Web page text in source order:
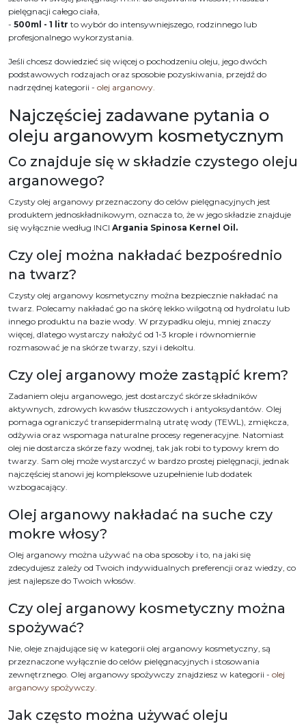
pielęgnacji całego ciała,
- 500ml - 1 litr to wybór do intensywniejszego, rodzinnego lub
profesjonalnego wykorzystania.
Jeśli chcesz dowiedzieć się więcej o pochodzeniu oleju, jego dwóch
podstawowych rodzajach oraz sposobie pozyskiwania, przejdź do
nadrzędnej kategorii - olej arganowy.
Najczęściej zadawane pytania o
oleju arganowym kosmetycznym
Co znajduje się w składzie czystego oleju
arganowego?
Czysty olej arganowy przeznaczony do celów pielęgnacyjnych jest
produktem jednoskładnikowym, oznacza to, że w jego składzie znajduje
się wyłącznie według INCI Argania Spinosa Kernel Oil.
Czy olej można nakładać bezpośrednio
na twarz?
Czysty olej arganowy kosmetyczny można bezpiecznie nakładać na
twarz. Polecamy nakładać go na skórę lekko wilgotną od hydrolatu lub
innego produktu na bazie wody. W przypadku oleju, mniej znaczy
więcej, dlatego wystarczy nałożyć od 1-3 krople i równomiernie
rozmasować je na skórze twarzy, szyi i dekoltu.
Czy olej arganowy może zastąpić krem?
Zadaniem oleju arganowego, jest dostarczyć skórze składników
aktywnych, zdrowych kwasów tłuszczowych i antyoksydantów. Olej
pomaga ograniczyć transepidermalną utratę wody (TEWL), zmiękcza,
odżywia oraz wspomaga naturalne procesy regeneracyjne. Natomiast
olej nie dostarcza skórze fazy wodnej, tak jak robi to typowy krem do
twarzy. Sam olej może wystarczyć w bardzo prostej pielęgnacji, jednak
najczęściej stanowi jej kompleksowe uzupełnienie lub dodatek
wzbogacający.
Olej arganowy nakładać na suche czy
mokre włosy?
Olej arganowy można używać na oba sposoby i to, na jaki się
zdecydujesz zależy od Twoich indywidualnych preferencji oraz wiedzy, co
jest najlepsze do Twoich włosów.
Czy olej arganowy kosmetyczny można
spożywać?
Nie, oleje znajdujące się w kategorii olej arganowy kosmetyczny, są
przeznaczone wyłącznie do celów pielęgnacyjnych i stosowania
zewnętrznego. Olej arganowy spożywczy znajdziesz w kategorii - olej
arganowy spożywczy.
Jak często można używać oleju